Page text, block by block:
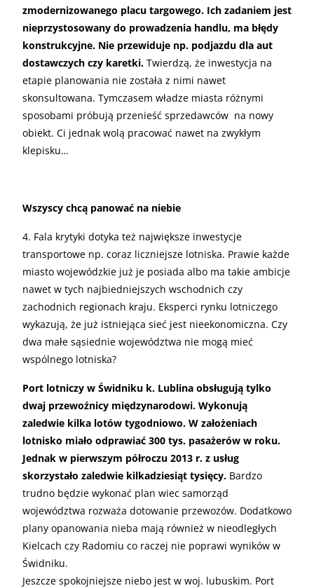
zmodernizowanego placu targowego. Ich zadaniem jest
nieprzystosowany do prowadzenia handlu, ma błędy
konstrukcyjne. Nie przewiduje np. podjazdu dla aut
dostawczych czy karetki. Twierdzą, że inwestycja na
etapie planowania nie została z nimi nawet
skonsultowana. Tymczasem władze miasta różnymi
sposobami próbują przenieść sprzedawców na nowy
obiekt. Ci jednak wolą pracować nawet na zwykłym
klepisku…
Wszyscy chcą panować na niebie
4. Fala krytyki dotyka też największe inwestycje
transportowe np. coraz liczniejsze lotniska. Prawie każde
miasto wojewódzkie już je posiada albo ma takie ambicje
nawet w tych najbiedniejszych wschodnich czy
zachodnich regionach kraju. Eksperci rynku lotniczego
wykazują, że już istniejąca sieć jest nieekonomiczna. Czy
dwa małe sąsiednie województwa nie mogą mieć
wspólnego lotniska?
Port lotniczy w Świdniku k. Lublina obsługują tylko
dwaj przewoźnicy międzynarodowi. Wykonują
zaledwie kilka lotów tygodniowo. W założeniach
lotnisko miało odprawiać 300 tys. pasażerów w roku.
Jednak w pierwszym półroczu 2013 r. z usług
skorzystało zaledwie kilkadziesiąt tysięcy. Bardzo
trudno będzie wykonać plan wiec samorząd
województwa rozważa dotowanie przewozów. Dodatkowo
plany opanowania nieba mają również w nieodległych
Kielcach czy Radomiu co raczej nie poprawi wyników w
Świdniku.
Jeszcze spokojniejsze niebo jest w woj. lubuskim. Port